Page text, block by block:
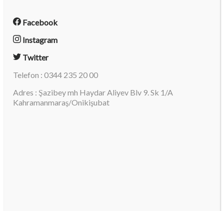
Facebook
Instagram
Twitter
Telefon : 0344 235 20 00
Adres : Şazibey mh Haydar Aliyev Blv 9. Sk 1/A
Kahramanmaraş/Onikişubat